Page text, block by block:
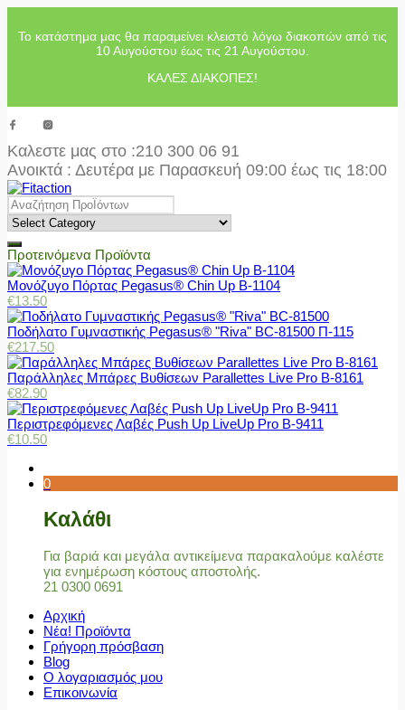
Το κατάστημα μας θα παραμείνει κλειστό λόγω διακοπών από τις
10 Αυγούστου έως τις 21 Αυγούστου.
ΚΑΛΕΣ ΔΙΑΚΟΠΕΣ!
Καλεστε μας στο :210 300 06 91
Ανοικτά : Δευτέρα με Παρασκευή 09:00 έως τις 18:00
Προτεινόμενα Προϊόντα
Μονόζυγο Πόρτας Pegasus® Chin Up Β-1104
€13.50
Ποδήλατο Γυμναστικής Pegasus® "Riva" BC-81500 Π-115
€217.50
Παράλληλες Μπάρες Βυθίσεων Parallettes Live Pro Β-8161
€82.90
Περιστρεφόμενες Λαβές Push Up LiveUp Pro Β-9411
€10.50
0
Καλάθι
Για βαριά και μεγάλα αντικείμενα παρακαλούμε καλέστε
για ενημέρωση κόστους αποστολής.
21 0300 0691
Αρχική
Νέα! Προϊόντα
Γρήγορη πρόσβαση
Blog
Ο λογαριασμός μου
Επικοινωνία